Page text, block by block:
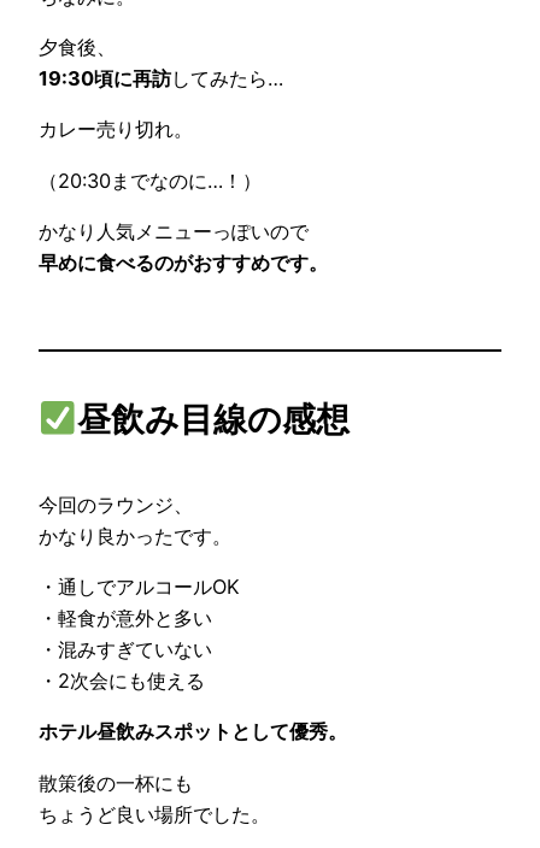
夕食後、
19:30頃に再訪してみたら…
カレー売り切れ。
（20:30までなのに…！）
かなり人気メニューっぽいので
早めに食べるのがおすすめです。
昼飲み目線の感想
今回のラウンジ、
かなり良かったです。
・通しでアルコールOK
・軽食が意外と多い
・混みすぎていない
・2次会にも使える
ホテル昼飲みスポットとして優秀。
散策後の一杯にも
ちょうど良い場所でした。